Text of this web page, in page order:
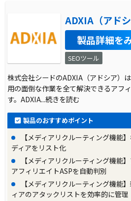
ADXIA（アドシ
製品詳細を
SEOツール
株式会社シードのADXIA（アドシア）
用の面倒な作業を全て解決できるアフ
す。ADXIA...続きを読む
製品のおすすめポイント
【メディアリクルーティング機能
ディアをリスト化
【メディアリクルーティング機能
アフィリエイトASPを自動判別
【メディアリクルーティング機能
ィアのアタックリストを効率的に管理